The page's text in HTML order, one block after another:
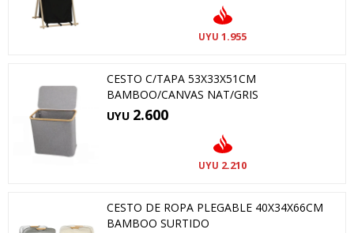
UYU 1.955
CESTO C/TAPA 53X33X51CM
BAMBOO/CANVAS NAT/GRIS
UYU 2.600
UYU 2.210
CESTO DE ROPA PLEGABLE 40X34X66CM
BAMBOO SURTIDO